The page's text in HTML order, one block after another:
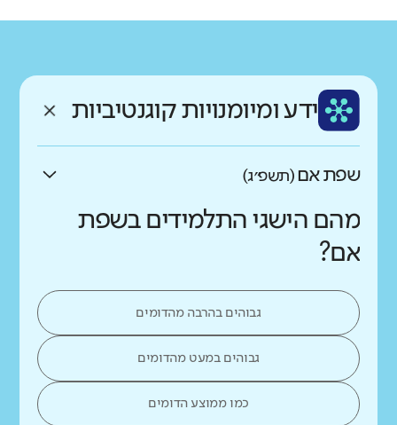
רקע חברתי כלכלי
ממוצע תלמידים בכיתה
גבוה נמוך ידע ומיומנויות קוגנטיביות
שפת אם(תשפ״ג)
מהם הישגי התלמידים בשפת
אם?
גבוהים בהרבה מהדומים
גבוהים במעט מהדומים
כמו ממוצע הדומים